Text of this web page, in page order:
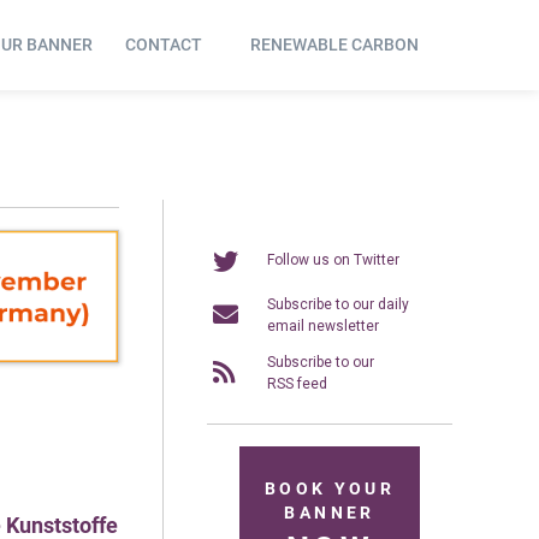
BANNER CONTACT RENEWABLE CARBON
Kunststoffe
Follow us on Twitter
Subscribe to our daily
email newsletter
Subscribe to our
RSS feed
BOOK YOUR
BANNER